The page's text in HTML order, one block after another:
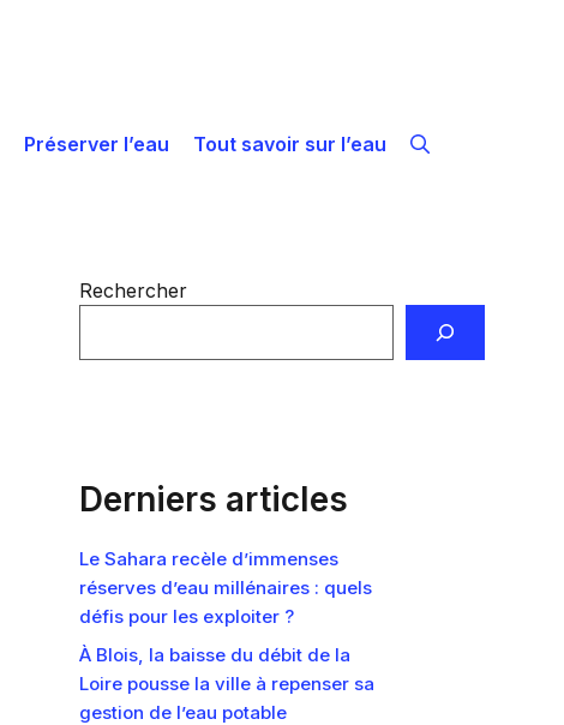
Préserver l’eau Tout savoir sur l’eau
Rechercher
Derniers articles
Le Sahara recèle d’immenses
réserves d’eau millénaires : quels
défis pour les exploiter ?
À Blois, la baisse du débit de la
Loire pousse la ville à repenser sa
gestion de l’eau potable